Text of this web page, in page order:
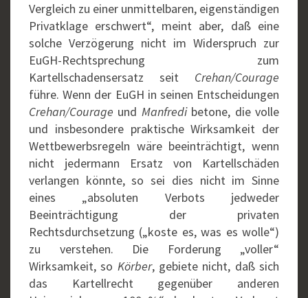
Vergleich zu einer unmittelbaren, eigenständigen
Privatklage erschwert“, meint aber, daß eine
solche Verzögerung nicht im Widerspruch zur
EuGH-Rechtsprechung zum
Kartellschadensersatz seit Crehan/Courage
führe. Wenn der EuGH in seinen Entscheidungen
Crehan/Courage und Manfredibetone, die volle
und insbesondere praktische Wirksamkeit der
Wettbewerbsregeln wäre beeinträchtigt, wenn
nicht jedermann Ersatz von Kartellschäden
verlangen könnte, so sei dies nicht im Sinne
eines „absoluten Verbots jedweder
Beeinträchtigung der privaten
Rechtsdurchsetzung („koste es, was es wolle“)
zu verstehen. Die Forderung „voller“
Wirksamkeit, so Körber, gebiete nicht, daß sich
das Kartellrecht gegenüber anderen